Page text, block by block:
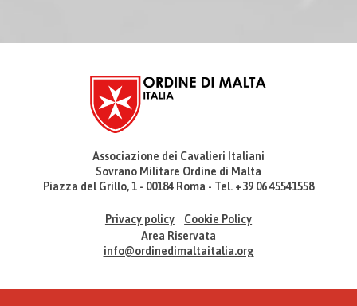
Associazione dei Cavalieri Italiani
Sovrano Militare Ordine di Malta
Piazza del Grillo, 1 - 00184 Roma - Tel. +39 06 45541558
Privacy policy
Cookie Policy
Area Riservata
info@ordinedimaltaitalia.org